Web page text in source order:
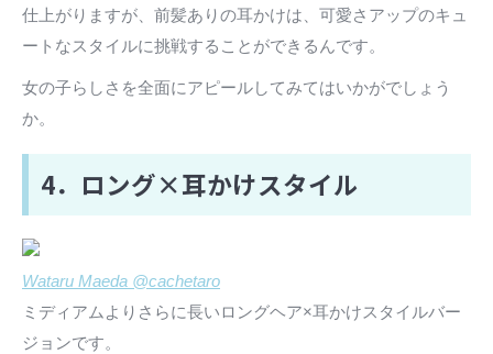
仕上がりますが、前髪ありの耳かけは、可愛さアップのキュ
ートなスタイルに挑戦することができるんです。
女の子らしさを全面にアピールしてみてはいかがでしょう
か。
4．ロング×耳かけスタイル
Wataru Maeda @cachetaro
ミディアムよりさらに長いロングヘア×耳かけスタイルバー
ジョンです。